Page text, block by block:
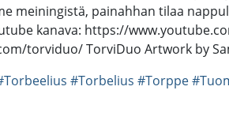
meiningistä, painahhan tilaa
kanava: https://
torviduo/ TorviDuo Artwork by
#Torbelius #Torppe